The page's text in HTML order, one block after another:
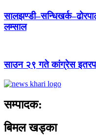
लम्साल
साउन २९ गते कांग्रेस
सम्पादक:
बिमल खड्का